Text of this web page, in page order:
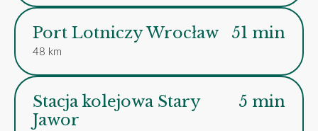
Port Lotniczy Wrocław
48 km
51 min
Stacja kolejowa Stary
Jawor
5 min